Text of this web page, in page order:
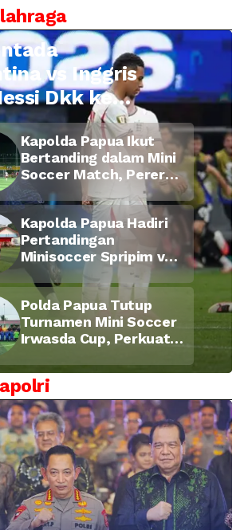
vs Inggris
Dkk ke
Dunia
Kapolda Papua Ikut
Bertanding dalam Mini
Soccer Match, Pererat
Kebersamaan Personel
di Bulan Ramadan
Kapolda Papua Hadiri
Pertandingan
Minisoccer Spripim vs
Bid Propam, Pererat
Soliditas dan
Kebersamaan Personel
Polda Papua Tutup
Turnamen Mini Soccer
Irwasda Cup, Perkuat
Kebersamaan Personel